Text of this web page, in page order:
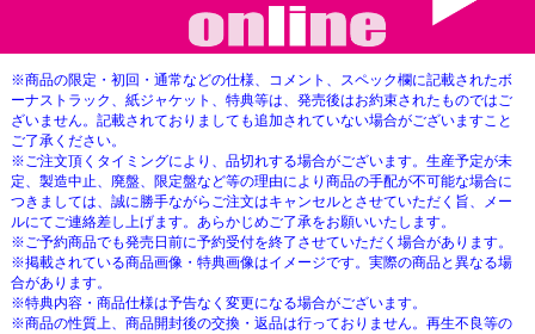
※商品の限定・初回・通常などの仕様、コメント、スペック欄に記載されたボ
ーナストラック、紙ジャケット、特典等は、発売後はお約束されたものではご
ざいません。記載されておりましても追加されていない場合がございますこと
ご了承ください。
※ご注文頂くタイミングにより、品切れする場合がございます。生産予定が未
定、製造中止、廃盤、限定盤など等の理由により商品の手配が不可能な場合に
つきましては、誠に勝手ながらご注文はキャンセルとさせていただく旨、メー
ルにてご連絡差し上げます。あらかじめご了承をお願いいたします。
※ご予約商品でも発売日前に予約受付を終了させていただく場合があります。
※掲載されている商品画像・特典画像はイメージです。実際の商品と異なる場
合があります。
※特典内容・商品仕様は予告なく変更になる場合がございます。
※商品の性質上、商品開封後の交換・返品は行っておりません。再生不良等の